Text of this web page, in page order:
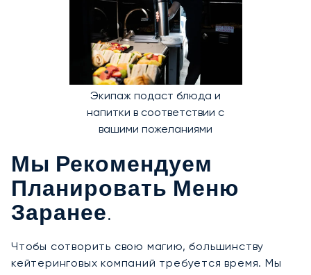
Экипаж подаст блюда и
напитки в соответствии с
вашими пожеланиями
Мы Рекомендуем
Планировать Меню
Заранее.
Чтобы сотворить свою магию, большинству
кейтеринговых компаний требуется время. Мы